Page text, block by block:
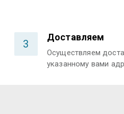
3
Доставляем
Осуществляем
указанному вами